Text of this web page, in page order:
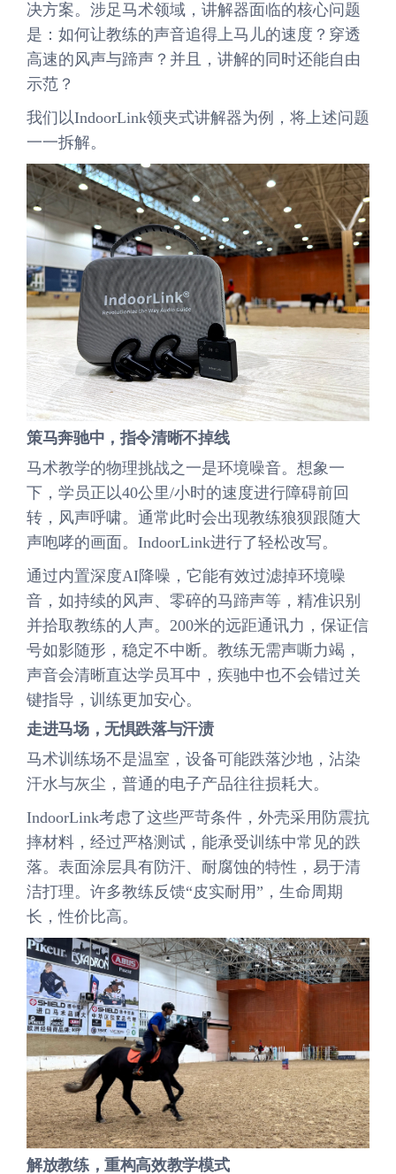
决方案。涉足马术领域，讲解器面临的核心问题
是：如何让教练的声音追得上马儿的速度？穿透
高速的风声与蹄声？并且，讲解的同时还能自由
示范？
我们以IndoorLink领夹式讲解器为例，将上述问题
一一拆解。
策马奔驰中，指令清晰不掉线
马术教学的物理挑战之一是环境噪音。想象一
下，学员正以40公里/小时的速度进行障碍前回
转，风声呼啸。通常此时会出现教练狼狈跟随大
声咆哮的画面。IndoorLink进行了轻松改写。
通过内置深度AI降噪，它能有效过滤掉环境噪
音，如持续的风声、零碎的马蹄声等，精准识别
并拾取教练的人声。200米的远距通讯力，保证信
号如影随形，稳定不中断。教练无需声嘶力竭，
声音会清晰直达学员耳中，疾驰中也不会错过关
键指导，训练更加安心。
走进马场，无惧跌落与汗渍
马术训练场不是温室，设备可能跌落沙地，沾染
汗水与灰尘，普通的电子产品往往损耗大。
IndoorLink考虑了这些严苛条件，外壳采用防震抗
摔材料，经过严格测试，能承受训练中常见的跌
落。表面涂层具有防汗、耐腐蚀的特性，易于清
洁打理。许多教练反馈“皮实耐用”，生命周期
长，性价比高。
解放教练，重构高效教学模式